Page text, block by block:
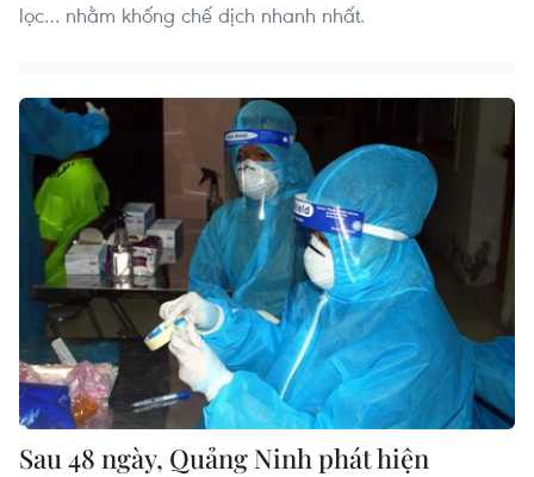
lọc… nhằm khống chế dịch nhanh nhất.
Sau 48 ngày, Quảng Ninh phát hiện